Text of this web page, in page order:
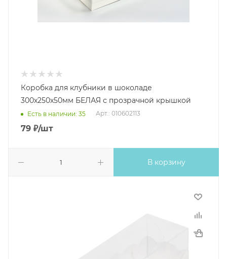
Коробка для клубники в шоколаде
300х250х50мм БЕЛАЯ с прозрачной крышкой
Есть в наличии: 35 Арт.: 010602113
79 ₽/шт
В корзину